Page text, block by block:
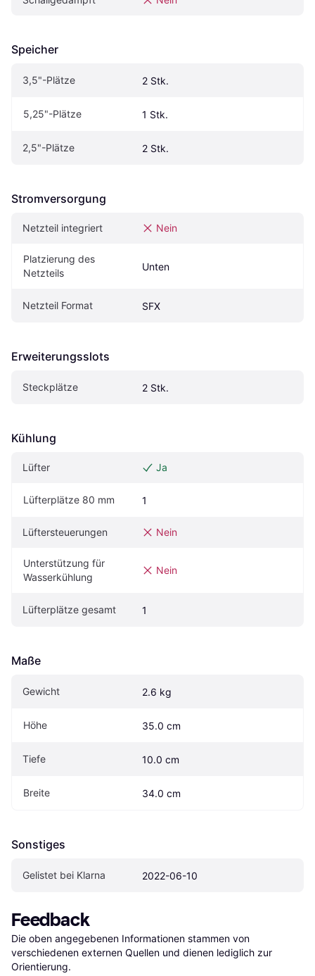
Speicher
3,5"-Plätze 2 Stk.
5,25"-Plätze 1 Stk.
2,5"-Plätze 2 Stk.
Stromversorgung
Netzteil integriert Nein
Platzierung des
Netzteils
Unten
Netzteil Format SFX
Erweiterungsslots
Steckplätze 2 Stk.
Kühlung
Lüfter Ja
Lüfterplätze 80 mm 1
Lüftersteuerungen Nein
Unterstützung für
Wasserkühlung
Nein
Lüfterplätze gesamt 1
Maße
Gewicht 2.6 kg
Höhe 35.0 cm
Tiefe 10.0 cm
Breite 34.0 cm
Sonstiges
Gelistet bei Klarna 2022-06-10
Feedback
Die oben angegebenen Informationen stammen von
verschiedenen externen Quellen und dienen lediglich zur
Orientierung.